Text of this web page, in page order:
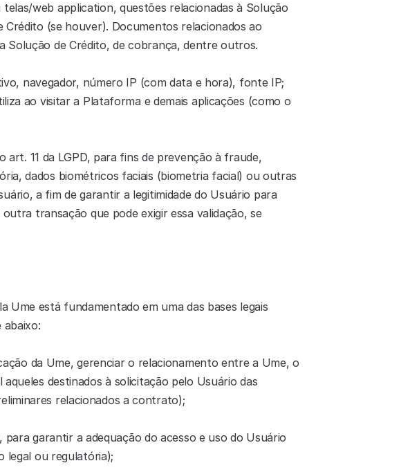
web application, questões relacionadas à Solução
(se houver). Documentos relacionados ao
Solução de Crédito, de cobrança, dentre outros.
navegador, número IP (com data e hora), fonte IP;
ao visitar a Plataforma e demais aplicações (como o
art. 11 da LGPD, para fins de prevenção à fraude,
dados biométricos faciais (biometria facial) ou outras
a fim de garantir a legitimidade do Usuário para
transação que pode exigir essa validação, se
está fundamentado em uma das bases legais
abaixo:
da Ume, gerenciar o relacionamento entre a Ume, o
destinados à solicitação pelo Usuário das
relacionados a contrato);
garantir a adequação do acesso e uso do Usuário
legal ou regulatória);